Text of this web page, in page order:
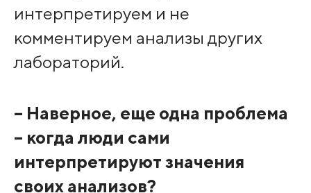
интерпретируем и не
комментируем анализы других
лабораторий.
– Наверное, еще одна проблема
– когда люди сами
интерпретируют значения
своих анализов?